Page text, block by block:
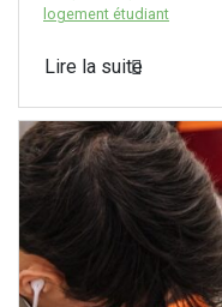
logement étudiant
Lire la suite